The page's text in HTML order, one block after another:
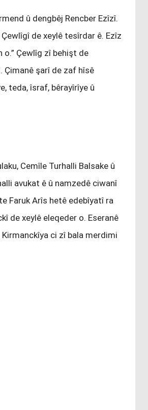
û dengbêj Rencber Ezîzî.
de xeylê tesîrdar ê. Ezîz
o.” Çewlîg zî behişt de
Çimanê şarî de zaf hîsê
teda, îsraf, bêrayîrîye û
Cemîle Turhalli Balsake û
avukat ê û namzedê ciwanî
Faruk Arîs hetê edebîyatî ra
de xeylê eleqeder o. Eseranê
ci zî bala merdimi